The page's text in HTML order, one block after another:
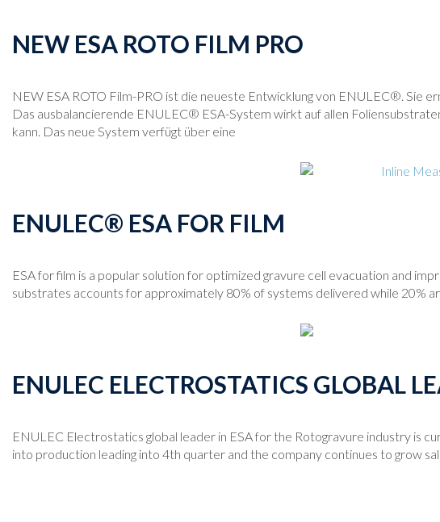
NEW ESA ROTO FILM PRO
NEW ESA ROTO Film-PRO ist die neueste Entwicklung von ENULEC®. Sie
Das ausbalancierende ENULEC® ESA-System wirkt auf allen
kann. Das neue System verfügt über eine
ENULEC® ESA FOR FILM
ESA for film is a popular solution for optimized gravure cell evacuation and
substrates accounts for approximately 80% of systems delivered while
ENULEC ELECTROSTATICS GLOBAL
ENULEC Electrostatics global leader in ESA for the Rotogravure industry is
into production leading into 4th quarter and the company continues to grow